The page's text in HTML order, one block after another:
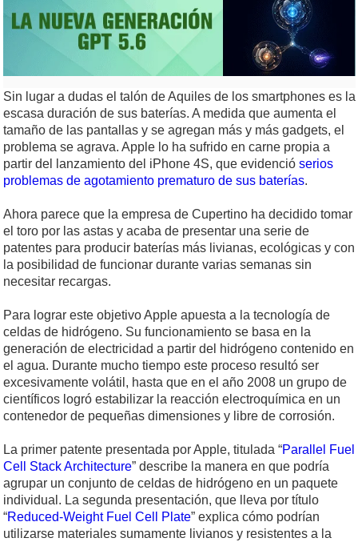
Sin lugar a dudas el talón de Aquiles de los smartphones es la
escasa duración de sus baterías. A medida que aumenta el
tamaño de las pantallas y se agregan más y más gadgets, el
problema se agrava. Apple lo ha sufrido en carne propia a
partir del lanzamiento del iPhone 4S, que evidenció serios
problemas de agotamiento prematuro de sus baterías.
Ahora parece que la empresa de Cupertino ha decidido tomar
el toro por las astas y acaba de presentar una serie de
patentes para producir baterías más livianas, ecológicas y con
la posibilidad de funcionar durante varias semanas sin
necesitar recargas.
Para lograr este objetivo Apple apuesta a la tecnología de
celdas de hidrógeno. Su funcionamiento se basa en la
generación de electricidad a partir del hidrógeno contenido en
el agua. Durante mucho tiempo este proceso resultó ser
excesivamente volátil, hasta que en el año 2008 un grupo de
científicos logró estabilizar la reacción electroquímica en un
contenedor de pequeñas dimensiones y libre de corrosión.
La primer patente presentada por Apple, titulada “Parallel Fuel
Cell Stack Architecture” describe la manera en que podría
agrupar un conjunto de celdas de hidrógeno en un paquete
individual. La segunda presentación, que lleva por título
“Reduced-Weight Fuel Cell Plate” explica cómo podrían
utilizarse materiales sumamente livianos y resistentes a la